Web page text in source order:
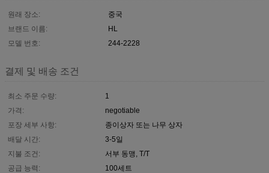
원래 장소:
중국
브랜드 이름:
HL
모델 번호:
244-2228
결제 및 배송 조건
최소 주문 수량:
1
가격:
negotiable
포장 세부 사항:
종이상자 또는 나무 상자
배달 시간:
3-5일
지불 조건:
서부 동맹, T/T
공급 능력:
100세트